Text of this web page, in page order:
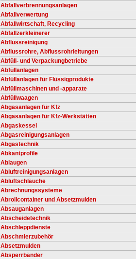
Abfallverbrennungsanlagen
Abfallverwertung
Abfallwirtschaft, Recycling
Abfallzerkleinerer
Abflussreinigung
Abflussrohre, Abflussrohrleitungen
Abfüll- und Verpackungbetriebe
Abfüllanlagen
Abfüllanlagen für Flüssigprodukte
Abfüllmaschinen und -apparate
Abfüllwaagen
Abgasanlagen für Kfz
Abgasanlagen für Kfz-Werkstätten
Abgaskessel
Abgasreinigungsanlagen
Abgastechnik
Abkantprofile
Ablaugen
Abluftreinigungsanlagen
Abluftschläuche
Abrechnungssysteme
Abrollcontainer und Absetzmulden
Absauganlagen
Abscheidetechnik
Abschleppdienste
Abschmierzubehör
Absetzmulden
Absperrbänder